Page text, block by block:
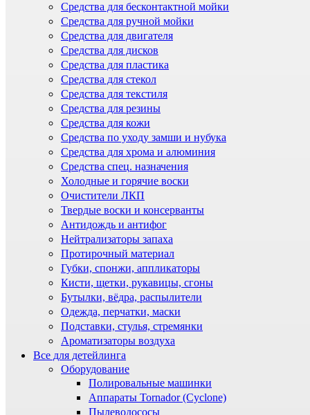
Средства для бесконтактной мойки
Средства для ручной мойки
Средства для двигателя
Средства для дисков
Средства для пластика
Средства для стекол
Средства для текстиля
Средства для резины
Средства для кожи
Средства по уходу замши и нубука
Средства для хрома и алюминия
Средства спец. назначения
Холодные и горячие воски
Очистители ЛКП
Твердые воски и консерванты
Антидождь и антифог
Нейтрализаторы запаха
Протирочный материал
Губки, спонжи, аппликаторы
Кисти, щетки, рукавицы, сгоны
Бутылки, вёдра, распылители
Одежда, перчатки, маски
Подставки, стулья, стремянки
Ароматизаторы воздуха
Все для детейлинга
Оборудование
Полировальные машинки
Аппараты Tornador (Cyclone)
Пылеводососы